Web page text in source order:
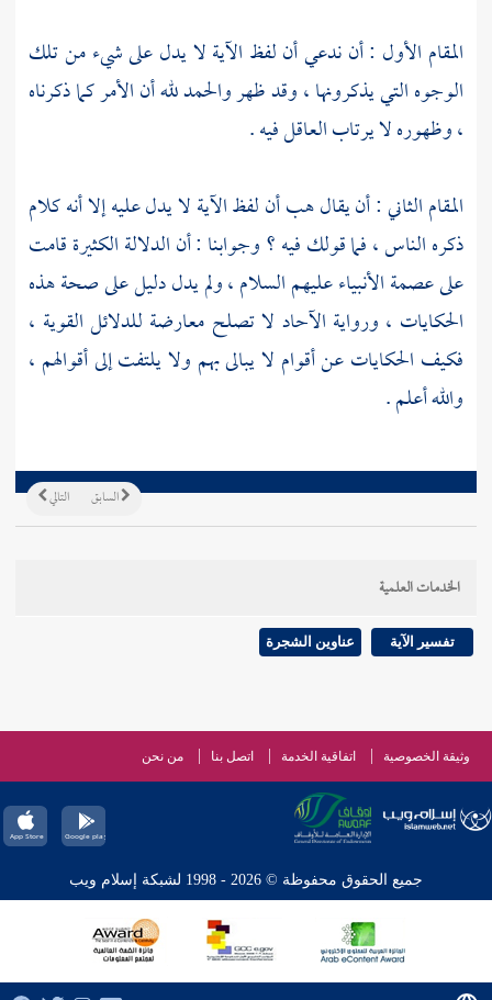
المقام الأول : أن ندعي أن لفظ الآية لا يدل على شيء من تلك
الوجوه التي يذكرونها ، وقد ظهر والحمد لله أن الأمر كما ذكرناه
، وظهوره لا يرتاب العاقل فيه .
المقام الثاني : أن يقال هب أن لفظ الآية لا يدل عليه إلا أنه كلام
ذكره الناس ، فما قولك فيه ؟ وجوابنا : أن الدلالة الكثيرة قامت
على عصمة الأنبياء عليهم السلام ، ولم يدل دليل على صحة هذه
الحكايات ، ورواية الآحاد لا تصلح معارضة للدلائل القوية ،
فكيف الحكايات عن أقوام لا يبالى بهم ولا يلتفت إلى أقوالهم ،
والله أعلم .
التالي السابق
الخدمات العلمية
تفسير الآية عناوين الشجرة
وثيقة الخصوصية اتفاقية الخدمة اتصل بنا من نحن
جميع الحقوق محفوظة © 2026 - 1998 لشبكة إسلام ويب